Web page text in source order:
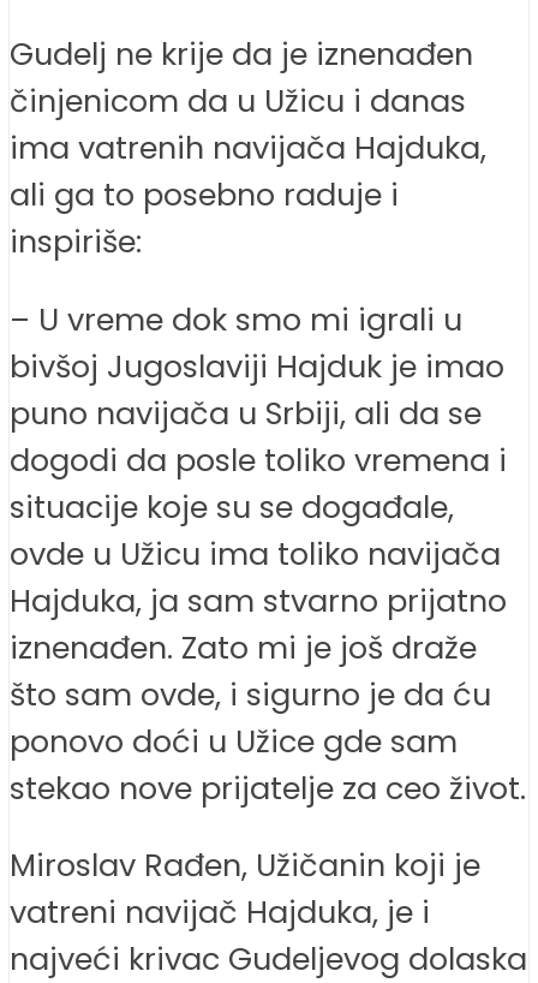
Gudelj ne krije da je iznenađen
činjenicom da u Užicu i danas
ima vatrenih navijača Hajduka,
ali ga to posebno raduje i
inspiriše:
– U vreme dok smo mi igrali u
bivšoj Jugoslaviji Hajduk je imao
puno navijača u Srbiji, ali da se
dogodi da posle toliko vremena i
situacije koje su se događale,
ovde u Užicu ima toliko navijača
Hajduka, ja sam stvarno prijatno
iznenađen. Zato mi je još draže
što sam ovde, i sigurno je da ću
ponovo doći u Užice gde sam
stekao nove prijatelje za ceo život.
Miroslav Rađen, Užičanin koji je
vatreni navijač Hajduka, je i
najveći krivac Gudeljevog dolaska